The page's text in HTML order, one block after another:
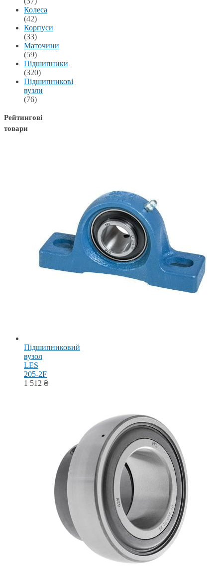
Колеса
(42)
Корпуси
(33)
Маточини
(59)
Підшипники
(320)
Підшипникові
вузли
(76)
Рейтингові
товари
Підшипниковий
вузол
LES
205-2F
1 512 ₴